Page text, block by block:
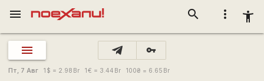
more_vert accessibility_new
search
menu
vpn_key
Пт, 7 Авг 1 $ = 2.98 Br 1€ = 3.44 Br 100₴ = 6.65 Br